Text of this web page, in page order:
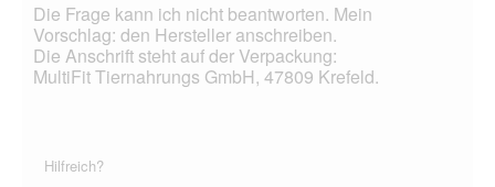
Die Frage kann ich nicht beantworten. Mein
Vorschlag: den Hersteller anschreiben.
Die Anschrift steht auf der Verpackung:
MultiFit Tiernahrungs GmbH, 47809 Krefeld.
Hilfreich?